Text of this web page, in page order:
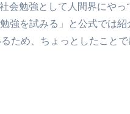
勉強として人間界にやっ
を試みる」と公式では
ため、ちょっとしたこと